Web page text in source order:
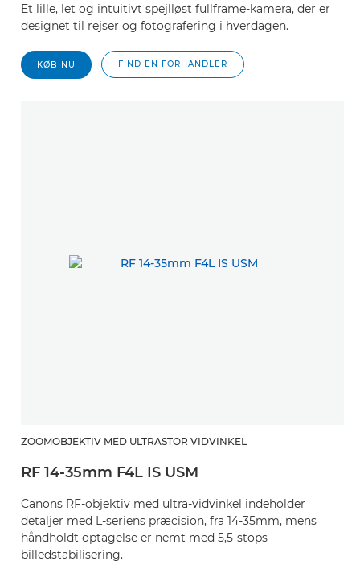
Et lille, let og intuitivt spejlløst fullframe-kamera, der er
designet til rejser og fotografering i hverdagen.
KØB NU FIND EN FORHANDLER
ZOOMOBJEKTIV MED ULTRASTOR VIDVINKEL
RF 14-35mm F4L IS USM
Canons RF-objektiv med ultra-vidvinkel indeholder
detaljer med L-seriens præcision, fra 14-35mm, mens
håndholdt optagelse er nemt med 5,5-stops
billedstabilisering.